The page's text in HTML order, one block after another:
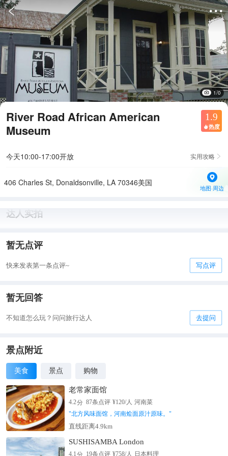
 
1/0
River Road African American
Museum
1.9
 热度
今天10:00-17:00开放 实用攻略 
406 Charles St, Donaldsonville, LA 70346美国
地图·周边
达人实拍
暂无点评
快来发表第一条点评~ 写点评
暂无回答
不知道怎么玩？问问旅行达人 去提问
景点附近
美食 景点 购物
老常家面馆
4.2分 87条点评 ¥120/人 河南菜
"北方风味面馆，河南烩面原汁原味。 "
直线距离4.9km
SUSHISAMBA London
4.1分 19条点评 ¥758/人 日本料理